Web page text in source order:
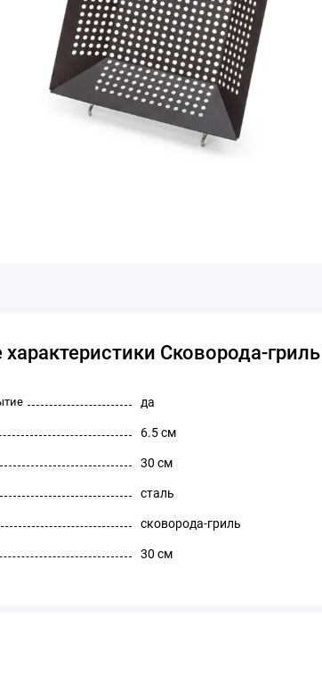
характеристики Сковорода-
да
6.5 см
30 см
сталь
сковорода-гриль
30 см